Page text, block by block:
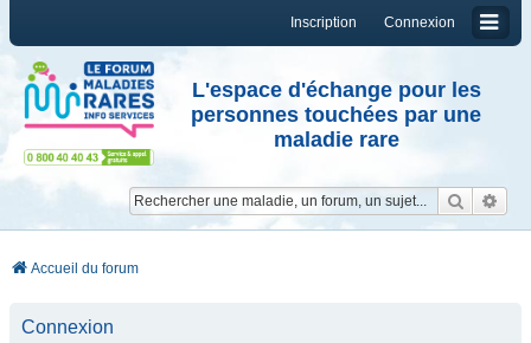
Connexion
Inscription
L'espace d'échange pour les
personnes touchées par une
maladie rare
Accueil du forum
Connexion